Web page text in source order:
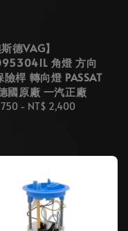
斯德VAG】
角燈 方向
險桿 轉向燈 PASSAT
國原廠 一汽正廠
- NT$ 2,400